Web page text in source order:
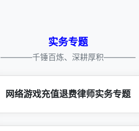
实务专题
————千锤百炼、深耕厚积————
网络游戏充值退费律师实务专题